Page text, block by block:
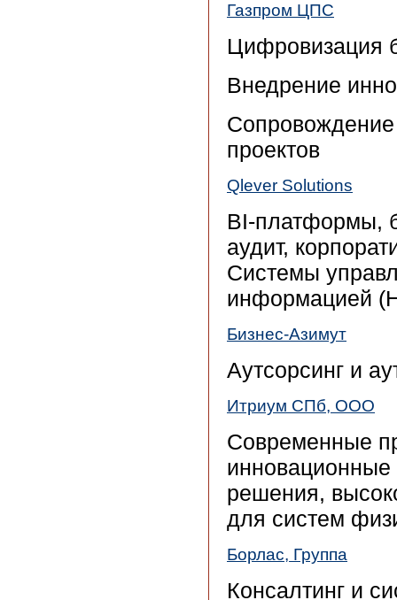
Газпром ЦПС
Цифровизация
Внедрение
проектов
Qlever Solutions
BI-платформы,
аудит,
Системы
информацией
Бизнес-Азимут
Аутсорсинг и
Итриум СПб, ООО
Современные
инновационные
решения,
для систем
Борлас, Группа
Консалтинг и